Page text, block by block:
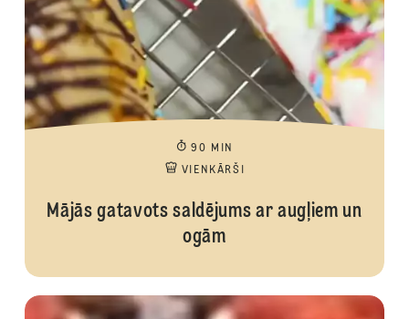
90 MIN
VIENKĀRŠI
Mājās gatavots saldējums ar augļiem un
ogām